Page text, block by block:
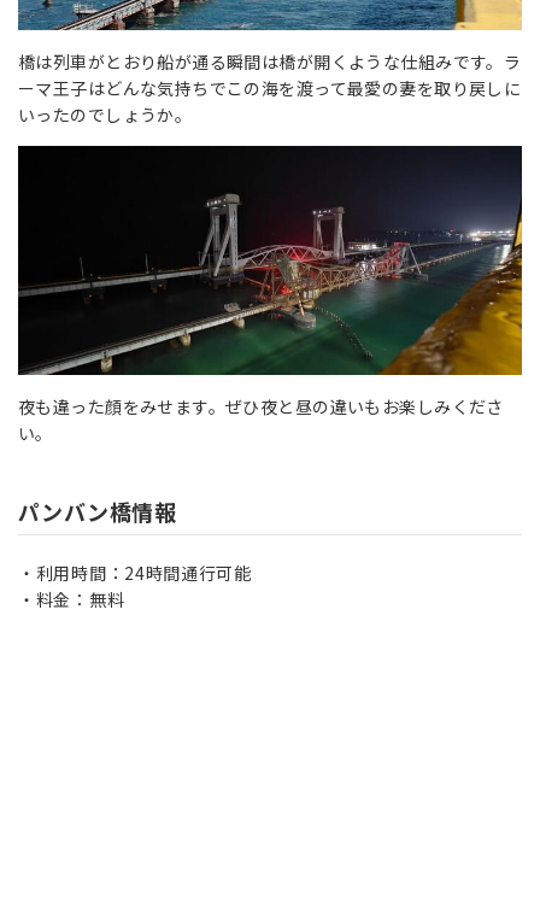
橋は列車がとおり船が通る瞬間は橋が開くような仕組みです。ラ
ーマ王子はどんな気持ちでこの海を渡って最愛の妻を取り戻しに
いったのでしょうか。
夜も違った顔をみせます。ぜひ夜と昼の違いもお楽しみくださ
い。
パンバン橋情報
利用時間：24時間通行可能
料金：無料